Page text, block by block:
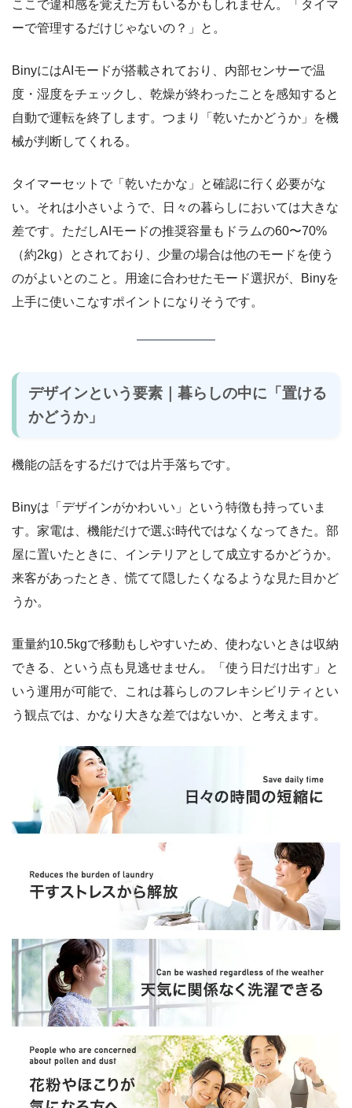
ここで違和感を覚えた方もいるかもしれません。「タイマ
ーで管理するだけじゃないの？」と。
BinyにはAIモードが搭載されており、内部センサーで温
度・湿度をチェックし、乾燥が終わったことを感知すると
自動で運転を終了します。つまり「乾いたかどうか」を機
械が判断してくれる。
タイマーセットで「乾いたかな」と確認に行く必要がな
い。それは小さいようで、日々の暮らしにおいては大きな
差です。ただしAIモードの推奨容量もドラムの60〜70%
（約2kg）とされており、少量の場合は他のモードを使う
のがよいとのこと。用途に合わせたモード選択が、Binyを
上手に使いこなすポイントになりそうです。
デザインという要素｜暮らしの中に「置ける
かどうか」
機能の話をするだけでは片手落ちです。
Binyは「デザインがかわいい」という特徴も持っていま
す。家電は、機能だけで選ぶ時代ではなくなってきた。部
屋に置いたときに、インテリアとして成立するかどうか。
来客があったとき、慌てて隠したくなるような見た目かど
うか。
重量約10.5kgで移動もしやすいため、使わないときは収納
できる、という点も見逃せません。「使う日だけ出す」と
いう運用が可能で、これは暮らしのフレキシビリティとい
う観点では、かなり大きな差ではないか、と考えます。